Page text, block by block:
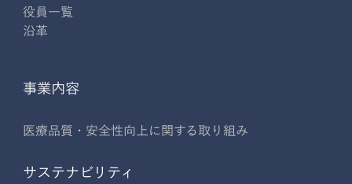
役員一覧
沿革
事業内容
医療品質・安全性向上に関する取り組み
サステナビリティ